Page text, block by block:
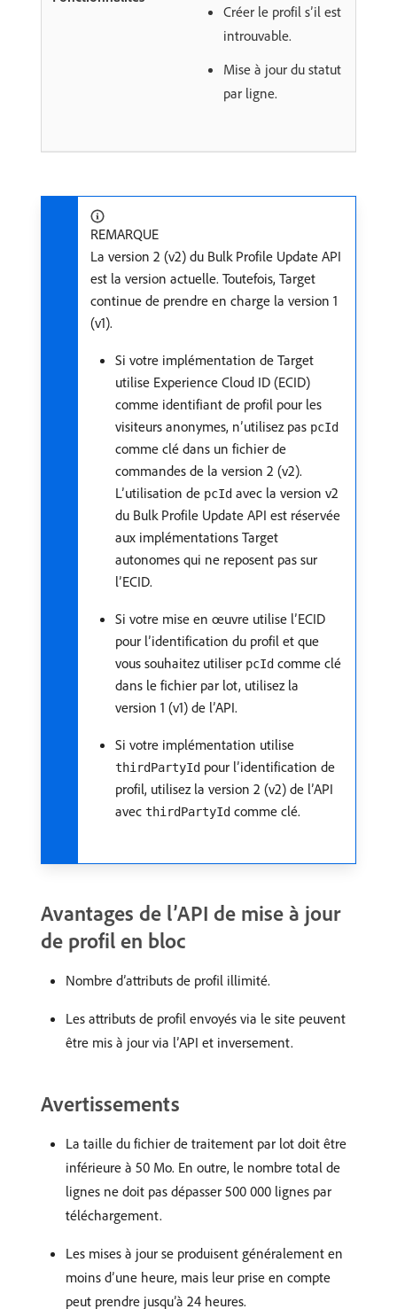
Créer le profil s’il est
introuvable.
Mise à jour du statut
par ligne.
REMARQUE
La version 2 (v2) du Bulk Profile Update API
est la version actuelle. Toutefois, Target
continue de prendre en charge la version 1
(v1).
Si votre implémentation de Target
utilise Experience Cloud ID (ECID)
comme identifiant de profil pour les
visiteurs anonymes, n’utilisez pas pcId
comme clé dans un fichier de
commandes de la version 2 (v2).
L’utilisation de pcId avec la version v2
du Bulk Profile Update API est réservée
aux implémentations Target
autonomes qui ne reposent pas sur
l’ECID.
Si votre mise en œuvre utilise l’ECID
pour l’identification du profil et que
vous souhaitez utiliser pcId comme clé
dans le fichier par lot, utilisez la
version 1 (v1) de l’API.
Si votre implémentation utilise
thirdPartyId pour l’identification de
profil, utilisez la version 2 (v2) de l’API
avec thirdPartyId comme clé.
Avantages de l’API de mise à jour
de profil en bloc
Nombre d’attributs de profil illimité.
Les attributs de profil envoyés via le site peuvent
être mis à jour via l’API et inversement.
Avertissements
La taille du fichier de traitement par lot doit être
inférieure à 50 Mo. En outre, le nombre total de
lignes ne doit pas dépasser 500 000 lignes par
téléchargement.
Les mises à jour se produisent généralement en
moins d’une heure, mais leur prise en compte
peut prendre jusqu’à 24 heures.